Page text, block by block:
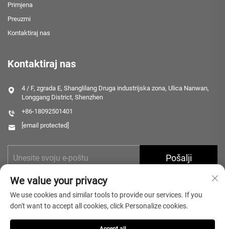
Primjena
Preuzmi
Kontaktiraj nas
Kontaktiraj nas
4 / F, zgrada E, Shanglilang Druga industrijska zona, Ulica Nanwan,
Longgang District, Shenzhen
+86-18092501401
[email protected]
Pošalji
We value your privacy
We use cookies and similar tools to provide our services. If you
don't want to accept all cookies, click Personalize cookies.